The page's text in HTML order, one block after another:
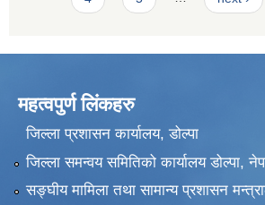
महत्वपुर्ण लिंकहरु
जिल्ला प्रशासन कार्यालय, डोल्पा
जिल्ला समन्वय समितिको कार्यालय डोल्पा,
सङ्‍घीय मामिला तथा सामान्य प्रशासन